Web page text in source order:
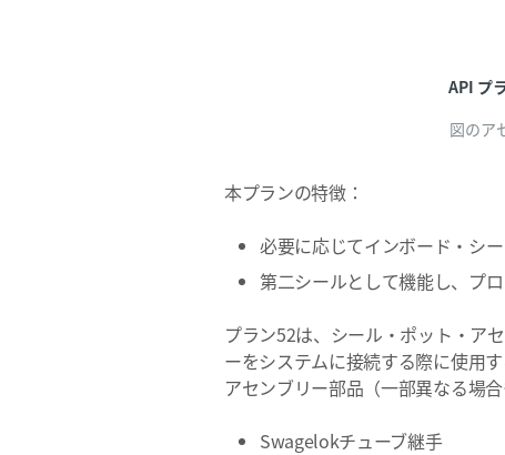
API プ
図のア
本プランの特徴：
必要に応じてインボード・シ
第二シールとして機能し、プ
プラン52は、シール・ポット・ア
ーをシステムに接続する際に使用
アセンブリー部品（一部異なる場
Swagelokチューブ継手